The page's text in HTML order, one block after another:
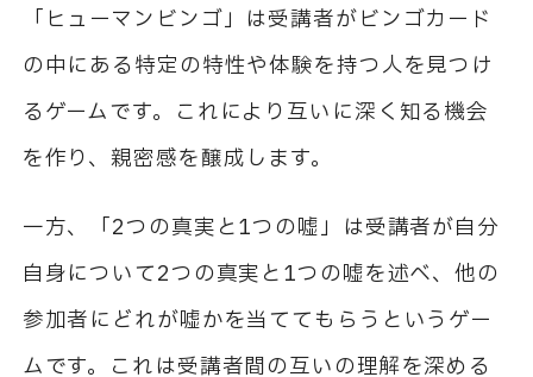
「ヒューマンビンゴ」は受講者がビンゴカード
の中にある特定の特性や体験を持つ人を見つけ
るゲームです。これにより互いに深く知る機会
を作り、親密感を醸成します。
一方、「2つの真実と1つの嘘」は受講者が自分
自身について2つの真実と1つの嘘を述べ、他の
参加者にどれが嘘かを当ててもらうというゲー
ムです。これは受講者間の互いの理解を深める